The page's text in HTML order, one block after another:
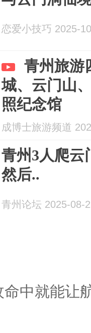
恋爱小技巧 2025-
青州旅游
城、云门山
照纪念馆
成博士旅游频道
青州3人爬云
然后..
青州论坛 2025-08-
中就能让